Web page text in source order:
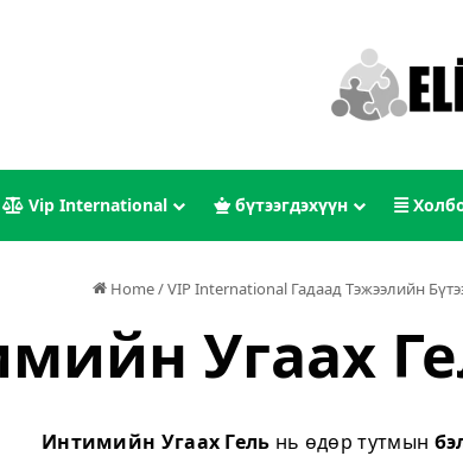
Vip International бүтээгдэхүүн
Home/VIP International Гадаад Тэжээлийн
Угаах
Интимийн Угаах Гель нь өдөр тутмын